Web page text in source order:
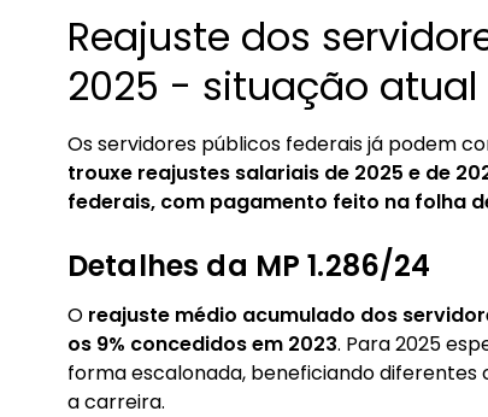
2.4. Rio Grande do Sul
2.5. Paraná
2.7. Santa Catarina
2.8. Goiás
2.10. Pernambuco
3. Reajustes nas capitais e principais
3.1. São Paulo (SP)
3.2. Rio de Janeiro (RJ)
Reajuste dos
2025 - situação atual
Os servidores públicos federais já podem
trouxe reajustes salariais de 2025 e de
federais, com pagamento feito na folha
Detalhes da MP 1.286/24
O reajuste médio acumulado dos
os 9% concedidos em 2023. Para 2025
forma escalonada, beneficiando
a carreira.